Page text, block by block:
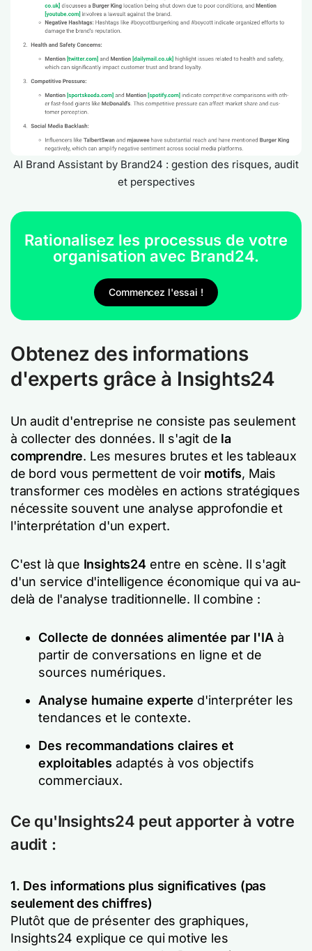
AI Brand Assistant by Brand24 : gestion des risques, audit
et perspectives
Rationalisez les processus de votre
organisation avec Brand24.
Commencez l'essai !
Obtenez des informations
d'experts grâce à Insights24
Un audit d'entreprise ne consiste pas seulement
à collecter des données. Il s'agit de la
comprendre. Les mesures brutes et les tableaux
de bord vous permettent de voir motifs, Mais
transformer ces modèles en actions stratégiques
nécessite souvent une analyse approfondie et
l'interprétation d'un expert.
C'est là que Insights24entre en scène. Il s'agit
d'un service d'intelligence économique qui va au-
delà de l'analyse traditionnelle. Il combine :
Collecte de données alimentée par l'IA à
partir de conversations en ligne et de
sources numériques.
Analyse humaine experte d'interpréter les
tendances et le contexte.
Des recommandations claires et
exploitables adaptés à vos objectifs
commerciaux.
Ce qu'Insights24 peut apporter à votre
audit :
1. Des informations plus significatives (pas
seulement des chiffres)
Plutôt que de présenter des graphiques,
Insights24 explique ce qui motive les